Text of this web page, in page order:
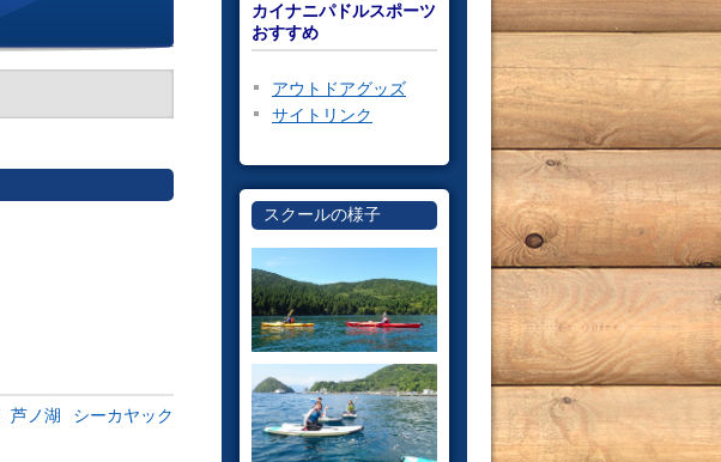
芦ノ湖 シーカヤック
カイナニパドルスポーツ
おすすめ
アウトドアグッズ
サイトリンク
スクールの様子